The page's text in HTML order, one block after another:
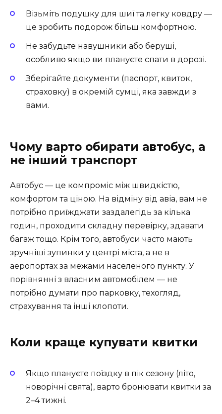
Візьміть подушку для шиї та легку ковдру —
це зробить подорож більш комфортною.
Не забудьте навушники або беруші,
особливо якщо ви плануєте спати в дорозі.
Зберігайте документи (паспорт, квиток,
страховку) в окремій сумці, яка завжди з
вами.
Чому варто обирати автобус, а
не інший транспорт
Автобус — це компроміс між швидкістю,
комфортом та ціною. На відміну від авіа, вам не
потрібно приїжджати заздалегідь за кілька
годин, проходити складну перевірку, здавати
багаж тощо. Крім того, автобуси часто мають
зручніші зупинки у центрі міста, а не в
аеропортах за межами населеного пункту. У
порівнянні з власним автомобілем — не
потрібно думати про парковку, техогляд,
страхування та інші клопоти.
Коли краще купувати квитки
Якщо плануєте поїздку в пік сезону (літо,
новорічні свята), варто бронювати квитки за
2–4 тижні.